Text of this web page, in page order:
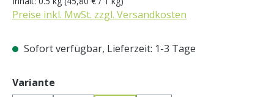
Preise inkl. MwSt. zzgl. Versandkosten
Sofort verfügbar, Lieferzeit: 1-3 Tage
Variante